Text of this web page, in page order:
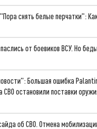
снять белые перчатки":
от боевиков ВСУ. Но
Большая ошибка
СВО остановили поставки
об СВО. Отмена